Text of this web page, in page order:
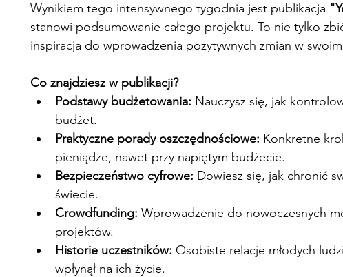
Wynikiem tego intensywnego tygodnia jest publikacja
stanowi podsumowanie całego projektu. To nie tylko
inspiracja do wprowadzenia pozytywnych zmian w
Co znajdziesz w publikacji?
Podstawy budżetowania: Nauczysz się, jak
budżet.
Praktyczne porady oszczędnościowe: Konkretne
pieniądze, nawet przy napiętym budżecie.
Bezpieczeństwo cyfrowe: Dowiesz się, jak chronić
świecie.
Crowdfunding: Wprowadzenie do nowoczesnych
projektów.
Historie uczestników: Osobiste relacje młodych
wpłynął na ich życie.